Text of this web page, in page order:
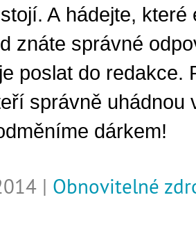
A hádejte, které
znáte správné
poslat do redakce.
správně uhádnou
dárkem!
| Obnovitelné